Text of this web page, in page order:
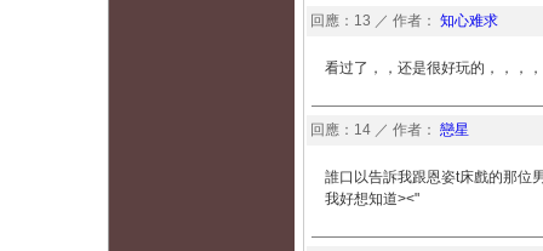
回應：13 ／ 作者： 知心难求
看过了，，还是很好玩的，，，
回應：14 ／ 作者： 戀星
誰口以告訴我跟恩姿t床戲的那位
我好想知道><"